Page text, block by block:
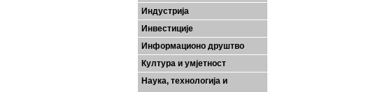
Индустрија
Инвестиције
Информационо друштво
Култура и умјетност
Наука, технологија и